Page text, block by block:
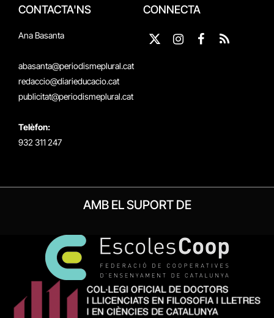
CONTACTA'NS
Ana Basanta
abasanta@periodismeplural.cat
redaccio@diarieducacio.cat
publicitat@periodismeplural.cat
Telèfon:
932 311 247
CONNECTA
X
Instagram
Facebook
RSS
AMB EL SUPORT DE